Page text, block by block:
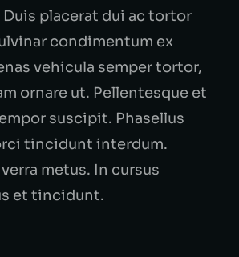
placerat dui ac tortor
condimentum ex
vehicula semper tortor,
ornare ut. Pellentesque et
suscipit. Phasellus
tincidunt interdum.
metus. In cursus
et tincidunt.